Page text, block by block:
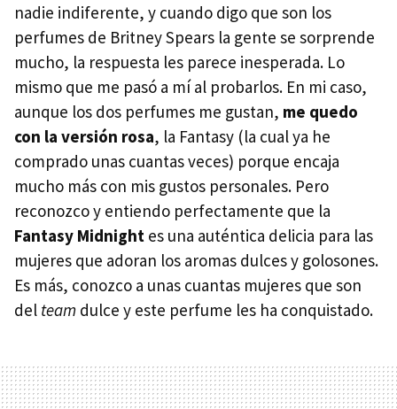
nadie indiferente, y cuando digo que son los
perfumes de Britney Spears la gente se sorprende
mucho, la respuesta les parece inesperada. Lo
mismo que me pasó a mí al probarlos. En mi caso,
aunque los dos perfumes me gustan, me quedo
con la versión rosa, la Fantasy (la cual ya he
comprado unas cuantas veces) porque encaja
mucho más con mis gustos personales. Pero
reconozco y entiendo perfectamente que la
Fantasy Midnight es una auténtica delicia para las
mujeres que adoran los aromas dulces y golosones.
Es más, conozco a unas cuantas mujeres que son
del team dulce y este perfume les ha conquistado.